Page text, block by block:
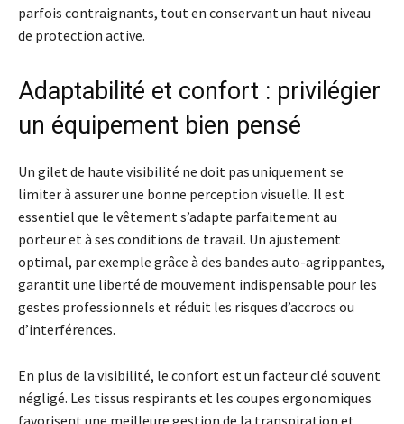
parfois contraignants, tout en conservant un haut niveau
de protection active.
Adaptabilité et confort : privilégier
un équipement bien pensé
Un gilet de haute visibilité ne doit pas uniquement se
limiter à assurer une bonne perception visuelle. Il est
essentiel que le vêtement s’adapte parfaitement au
porteur et à ses conditions de travail. Un ajustement
optimal, par exemple grâce à des bandes auto-agrippantes,
garantit une liberté de mouvement indispensable pour les
gestes professionnels et réduit les risques d’accrocs ou
d’interférences.
En plus de la visibilité, le confort est un facteur clé souvent
négligé. Les tissus respirants et les coupes ergonomiques
favorisent une meilleure gestion de la transpiration et